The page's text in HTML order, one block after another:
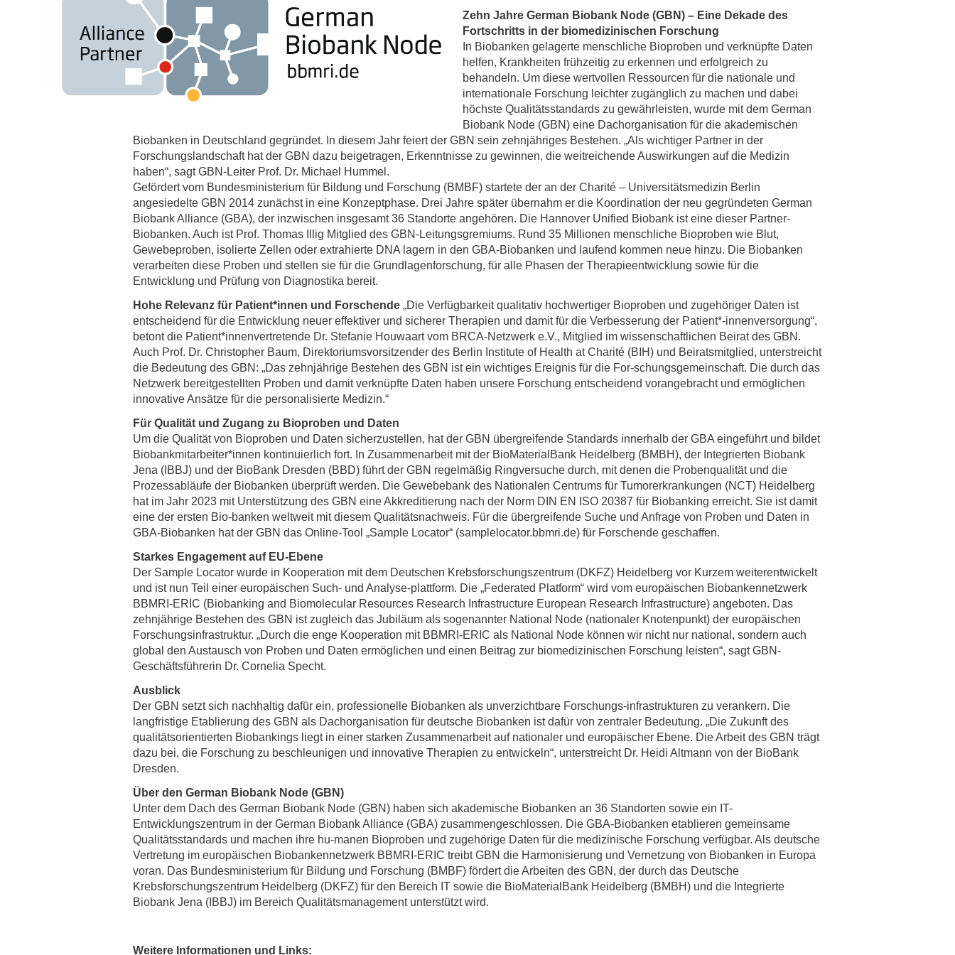
Zentrale Forschungseinrichtung Elektronenmikroskopie
Akademische Karriereentwicklung
Hannover Biomedical Research School (HBRS)
Forschungsinformationssystem
Dekanin für Forschung und Transfer und
Forschungskommission
Gute wissenschaftliche Praxis
GWP-Kommission
Ombudswesen und Ombudsperson
Forschung - Wissen - Translation - Transfer
Partner:innen & Netzwerke
Für Lebenswissenschaftler:innen
Für Partner:innen & Investor:innen
Für Startups und Gründer:innen
Zehn Jahre German Biobank Node (GBN) – Eine Dekade des
Fortschritts in der biomedizinischen Forschung
In Biobanken gelagerte menschliche Bioproben und verknüpfte Daten
helfen, Krankheiten frühzeitig zu erkennen und erfolgreich zu
behandeln. Um diese wertvollen Ressourcen für die nationale und
internationale Forschung leichter zugänglich zu machen und dabei
höchste Qualitätsstandards zu gewährleisten, wurde mit dem German
Biobank Node (GBN) eine Dachorganisation für die akademischen
Biobanken in Deutschland gegründet. In diesem Jahr feiert der GBN sein zehnjähriges Bestehen. „Als wichtiger Partner in der
Forschungslandschaft hat der GBN dazu beigetragen, Erkenntnisse zu gewinnen, die weitreichende Auswirkungen auf die Medizin
haben“, sagt GBN-Leiter Prof. Dr. Michael Hummel.
Gefördert vom Bundesministerium für Bildung und Forschung (BMBF) startete der an der Charité – Universitätsmedizin Berlin
angesiedelte GBN 2014 zunächst in eine Konzeptphase. Drei Jahre später übernahm er die Koordination der neu gegründeten German
Biobank Alliance (GBA), der inzwischen insgesamt 36 Standorte angehören. Die Hannover Unified Biobank ist eine dieser Partner-
Biobanken. Auch ist Prof. Thomas Illig Mitglied des GBN-Leitungsgremiums. Rund 35 Millionen menschliche Bioproben wie Blut,
Gewebeproben, isolierte Zellen oder extrahierte DNA lagern in den GBA-Biobanken und laufend kommen neue hinzu. Die Biobanken
verarbeiten diese Proben und stellen sie für die Grundlagenforschung, für alle Phasen der Therapieentwicklung sowie für die
Entwicklung und Prüfung von Diagnostika bereit.
Hohe Relevanz für Patient*innen und Forschende „Die Verfügbarkeit qualitativ hochwertiger Bioproben und zugehöriger Daten ist
entscheidend für die Entwicklung neuer effektiver und sicherer Therapien und damit für die Verbesserung der Patient*-innenversorgung“,
betont die Patient*innenvertretende Dr. Stefanie Houwaart vom BRCA-Netzwerk e.V., Mitglied im wissenschaftlichen Beirat des GBN.
Auch Prof. Dr. Christopher Baum, Direktoriumsvorsitzender des Berlin Institute of Health at Charité (BIH) und Beiratsmitglied, unterstreicht
die Bedeutung des GBN: „Das zehnjährige Bestehen des GBN ist ein wichtiges Ereignis für die For-schungsgemeinschaft. Die durch das
Netzwerk bereitgestellten Proben und damit verknüpfte Daten haben unsere Forschung entscheidend vorangebracht und ermöglichen
innovative Ansätze für die personalisierte Medizin.“
Für Qualität und Zugang zu Bioproben und Daten
Um die Qualität von Bioproben und Daten sicherzustellen, hat der GBN übergreifende Standards innerhalb der GBA eingeführt und bildet
Biobankmitarbeiter*innen kontinuierlich fort. In Zusammenarbeit mit der BioMaterialBank Heidelberg (BMBH), der Integrierten Biobank
Jena (IBBJ) und der BioBank Dresden (BBD) führt der GBN regelmäßig Ringversuche durch, mit denen die Probenqualität und die
Prozessabläufe der Biobanken überprüft werden. Die Gewebebank des Nationalen Centrums für Tumorerkrankungen (NCT) Heidelberg
hat im Jahr 2023 mit Unterstützung des GBN eine Akkreditierung nach der Norm DIN EN ISO 20387 für Biobanking erreicht. Sie ist damit
eine der ersten Bio-banken weltweit mit diesem Qualitätsnachweis. Für die übergreifende Suche und Anfrage von Proben und Daten in
GBA-Biobanken hat der GBN das Online-Tool „Sample Locator“ (samplelocator.bbmri.de) für Forschende geschaffen.
Starkes Engagement auf EU-Ebene
Der Sample Locator wurde in Kooperation mit dem Deutschen Krebsforschungszentrum (DKFZ) Heidelberg vor Kurzem weiterentwickelt
und ist nun Teil einer europäischen Such- und Analyse-plattform. Die „Federated Platform“ wird vom europäischen Biobankennetzwerk
BBMRI-ERIC (Biobanking and Biomolecular Resources Research Infrastructure European Research Infrastructure) angeboten. Das
zehnjährige Bestehen des GBN ist zugleich das Jubiläum als sogenannter National Node (nationaler Knotenpunkt) der europäischen
Forschungsinfrastruktur. „Durch die enge Kooperation mit BBMRI-ERIC als National Node können wir nicht nur national, sondern auch
global den Austausch von Proben und Daten ermöglichen und einen Beitrag zur biomedizinischen Forschung leisten“, sagt GBN-
Geschäftsführerin Dr. Cornelia Specht.
Ausblick
Der GBN setzt sich nachhaltig dafür ein, professionelle Biobanken als unverzichtbare Forschungs-infrastrukturen zu verankern. Die
langfristige Etablierung des GBN als Dachorganisation für deutsche Biobanken ist dafür von zentraler Bedeutung. „Die Zukunft des
qualitätsorientierten Biobankings liegt in einer starken Zusammenarbeit auf nationaler und europäischer Ebene. Die Arbeit des GBN trägt
dazu bei, die Forschung zu beschleunigen und innovative Therapien zu entwickeln“, unterstreicht Dr. Heidi Altmann von der BioBank
Dresden.
Über den German Biobank Node (GBN)
Unter dem Dach des German Biobank Node (GBN) haben sich akademische Biobanken an 36 Standorten sowie ein IT-
Entwicklungszentrum in der German Biobank Alliance (GBA) zusammengeschlossen. Die GBA-Biobanken etablieren gemeinsame
Qualitätsstandards und machen ihre hu-manen Bioproben und zugehörige Daten für die medizinische Forschung verfügbar. Als deutsche
Vertretung im europäischen Biobankennetzwerk BBMRI-ERIC treibt GBN die Harmonisierung und Vernetzung von Biobanken in Europa
voran. Das Bundesministerium für Bildung und Forschung (BMBF) fördert die Arbeiten des GBN, der durch das Deutsche
Krebsforschungszentrum Heidelberg (DKFZ) für den Bereich IT sowie die BioMaterialBank Heidelberg (BMBH) und die Integrierte
Biobank Jena (IBBJ) im Bereich Qualitätsmanagement unterstützt wird.
Weitere Informationen und Links: